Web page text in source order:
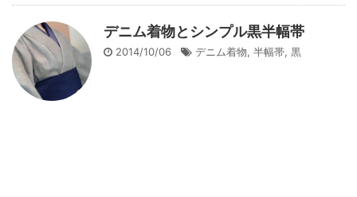
デニム着物とシンプル黒半幅帯
2014/10/06 デニム着物, 半幅帯, 黒